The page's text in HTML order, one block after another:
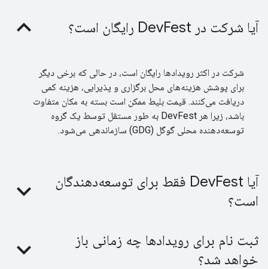
آیا شرکت در DevFest رایگان است؟
شرکت در اکثر رویدادها رایگان است، در حالی که برخی دیگر
برای پوشش هزینه‌های محل برگزاری و پذیرایی، هزینه کمی
دریافت می‌کنند. قیمت بلیط ممکن است بسته به مکان متفاوت
باشد، زیرا هر DevFest به طور مستقل توسط یک گروه
توسعه‌دهنده محلی گوگل (GDG) سازماندهی می‌شود.
آیا DevFest فقط برای توسعه‌دهندگان
است؟
ثبت نام برای رویدادها چه زمانی باز
خواهد شد؟